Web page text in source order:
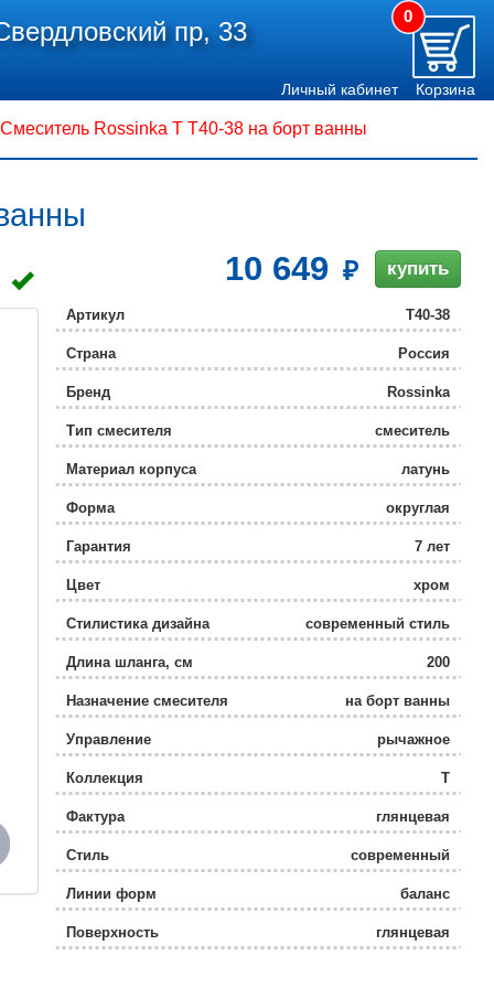
пр, 33
0
Личный кабинет Корзина
Смеситель Rossinka T T40-38 на борт ванны
10 649 купить
Артикул T40-38
Страна Россия
Бренд Rossinka
Тип смесителя смеситель
Материал корпуса латунь
Форма округлая
Гарантия 7 лет
Цвет хром
Стилистика дизайна современный стиль
Длина шланга, см 200
Назначение смесителя на борт ванны
Управление рычажное
Коллекция T
Фактура глянцевая
Стиль современный
Линии форм баланс
Поверхность глянцевая